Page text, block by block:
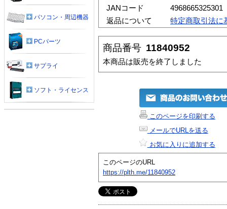
JANコード
4968665325301
返品について
特定商取引法に
商品番号 11840952
本商品は販売を終了しました
このページを印刷する
メールでURLを送る
お気に入りに追加する
このページのURL
https://plth.me/11840952
パソコン・周辺機器
PCパーツ
サプライ
ソフト・ライセンス